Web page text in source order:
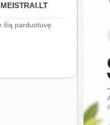
šią parduotuvę